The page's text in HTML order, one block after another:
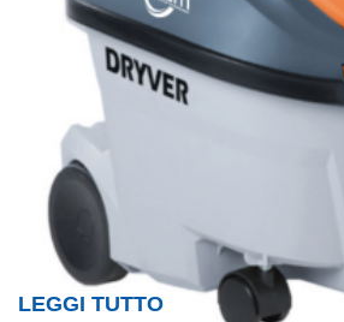
LEGGI TUTTO